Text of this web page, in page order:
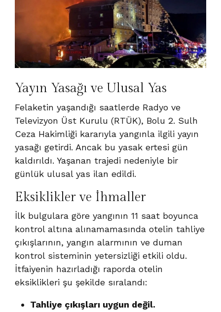
Yayın Yasağı ve Ulusal Yas
Felaketin yaşandığı saatlerde Radyo ve
Televizyon Üst Kurulu (RTÜK), Bolu 2. Sulh
Ceza Hakimliği kararıyla yangınla ilgili yayın
yasağı getirdi. Ancak bu yasak ertesi gün
kaldırıldı. Yaşanan trajedi nedeniyle bir
günlük ulusal yas ilan edildi.
Eksiklikler ve İhmaller
İlk bulgulara göre yangının 11 saat boyunca
kontrol altına alınamamasında otelin tahliye
çıkışlarının, yangın alarmının ve duman
kontrol sisteminin yetersizliği etkili oldu.
İtfaiyenin hazırladığı raporda otelin
eksiklikleri şu şekilde sıralandı:
Tahliye çıkışları uygun değil.